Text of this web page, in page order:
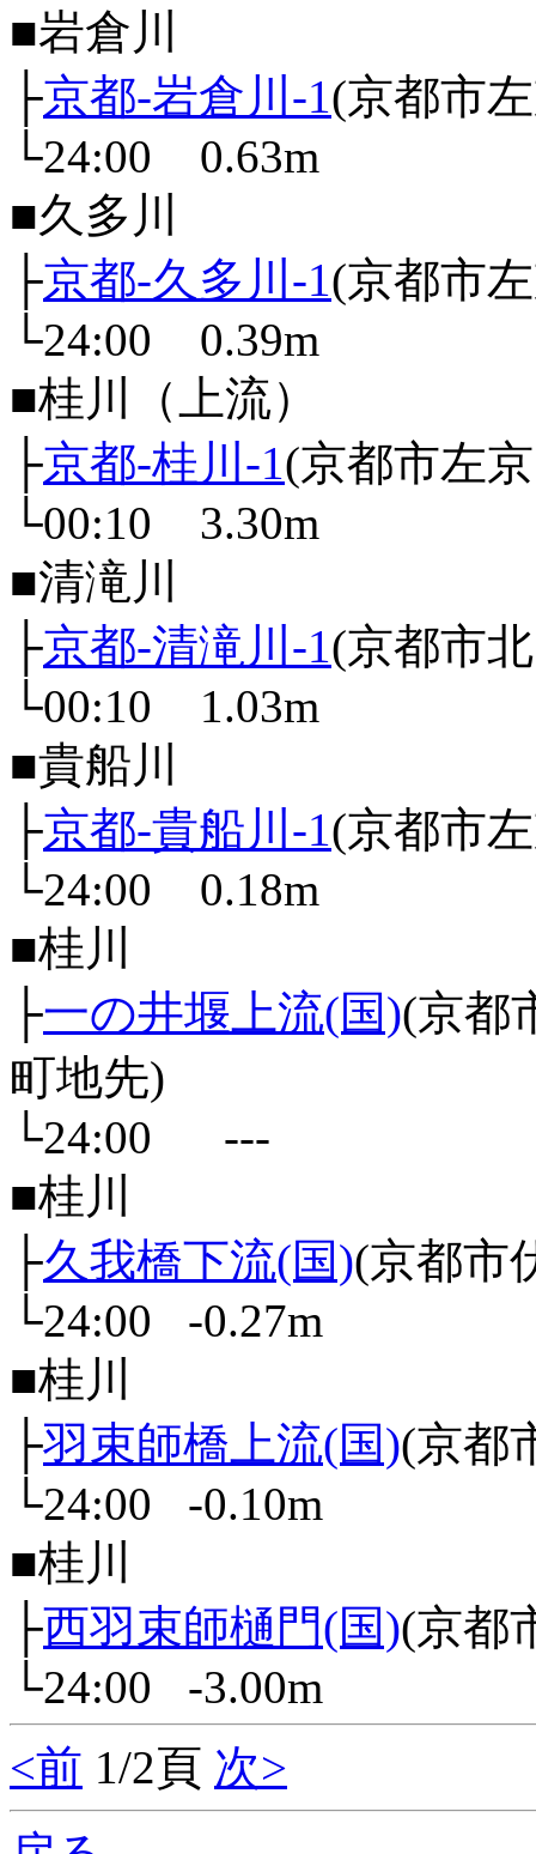
■岩倉川
├京都-岩倉川-1(京都市
└24:00 0.63m
■久多川
├京都-久多川-1(京都市
└24:00 0.39m
■桂川（上流）
├京都-桂川-1(京都市左
└00:10 3.30m
■清滝川
├京都-清滝川-1(京都市
└00:10 1.03m
■貴船川
├京都-貴船川-1(京都市
└24:00 0.18m
■桂川
├一の井堰上流(国)(京都
町地先)
└24:00 ---
■桂川
├久我橋下流(国)(京都市
└24:00 -0.27m
■桂川
├羽束師橋上流(国)(京都
└24:00 -0.10m
■桂川
├西羽束師樋門(国)(京都
└24:00 -3.00m
<前 1/2頁 次>